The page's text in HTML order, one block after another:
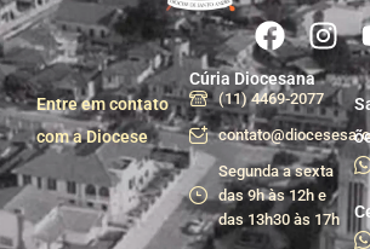
Entre em contato
com a Diocese
Cúria Diocesana
(11) 4469-2077
Segunda a sexta
das 9h às 12h e
das 13h30 às 17h